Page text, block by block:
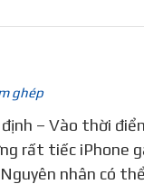
ghép
– Vào thời
rất tiếc iPhone
nhân có